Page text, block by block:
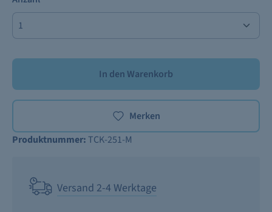
In den Warenkorb
Merken
Produktnummer: TCK-251-M
Versand 2-4 Werktage